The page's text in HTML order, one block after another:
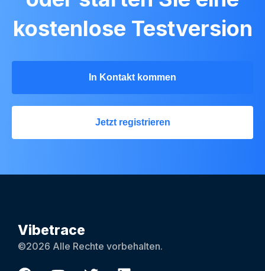
kostenlose Testversion
In Kontakt kommen
Jetzt registrieren
Vibetrace
©2026 Alle Rechte vorbehalten.